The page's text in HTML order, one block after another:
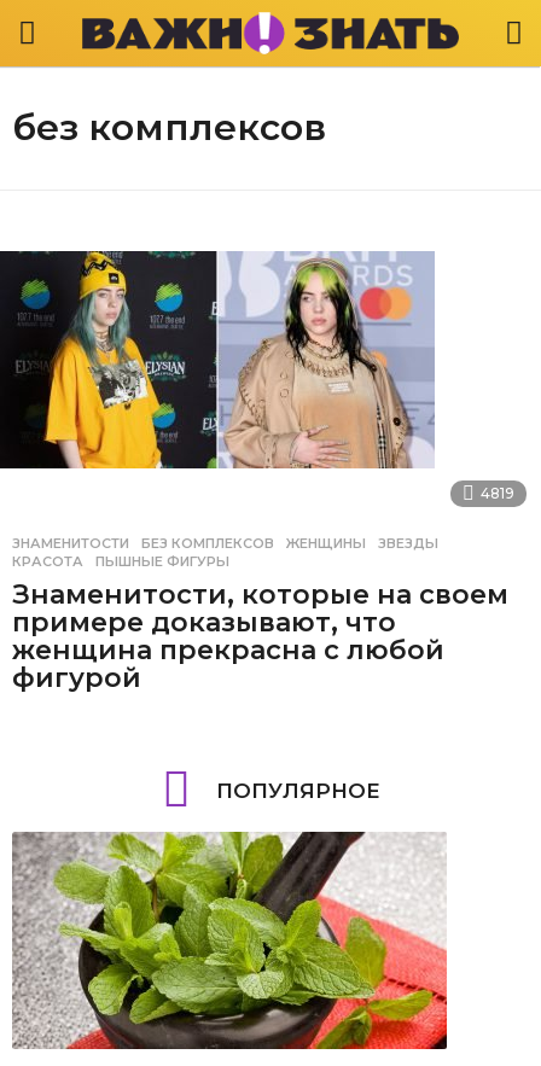
без комплексов
4819
ЗНАМЕНИТОСТИ БЕЗ КОМПЛЕКСОВ ,ЖЕНЩИНЫ ,ЗВЕЗДЫ
КРАСОТА
,ПЫШНЫЕ ФИГУРЫ
Знаменитости, которые на своем
примере доказывают, что
женщина прекрасна с любой
фигурой
ПОПУЛЯРНОЕ